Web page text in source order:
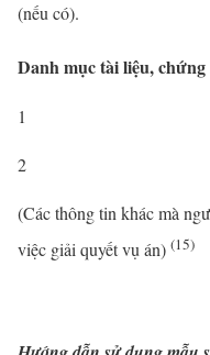
(nếu có).
Danh mục tài liệu,
1
2
(Các thông tin khác mà
việc giải quyết vụ án) (15)